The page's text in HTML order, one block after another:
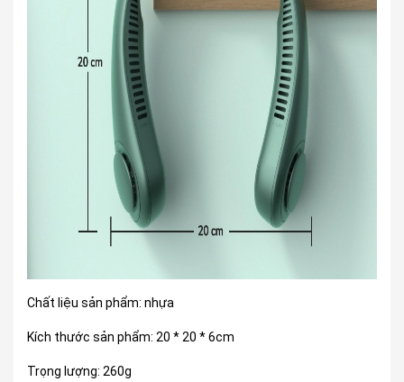
Chất liệu sản phẩm: nhựa
Kích thước sản phẩm: 20 * 20 * 6cm
Trọng lượng: 260g